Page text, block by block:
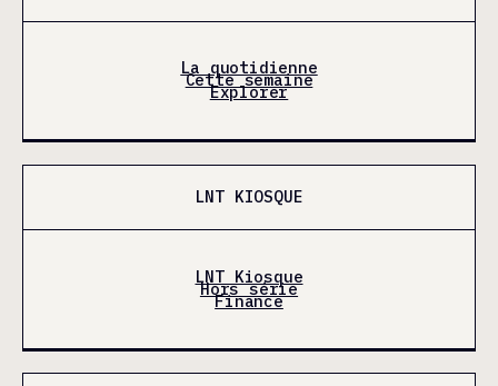
La quotidienne
Cette semaine
Explorer
LNT KIOSQUE
LNT Kiosque
Hors série
Finance